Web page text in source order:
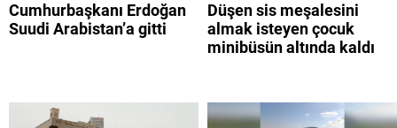
Cumhurbaşkanı Erdoğan
Suudi Arabistan’a gitti
Düşen sis meşalesini
almak isteyen çocuk
minibüsün altında kaldı